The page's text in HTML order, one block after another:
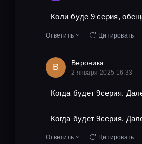
Коли буде 9 серия,
Ответить Цитировать
В Вероника
2 января 2025 16:33
Когда будет 9серия.
Когда будет 9серия.
Ответить Цитировать